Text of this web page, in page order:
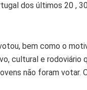
dos últimos 20 ,
bem como o
cultural e rodoviário
não foram votar.